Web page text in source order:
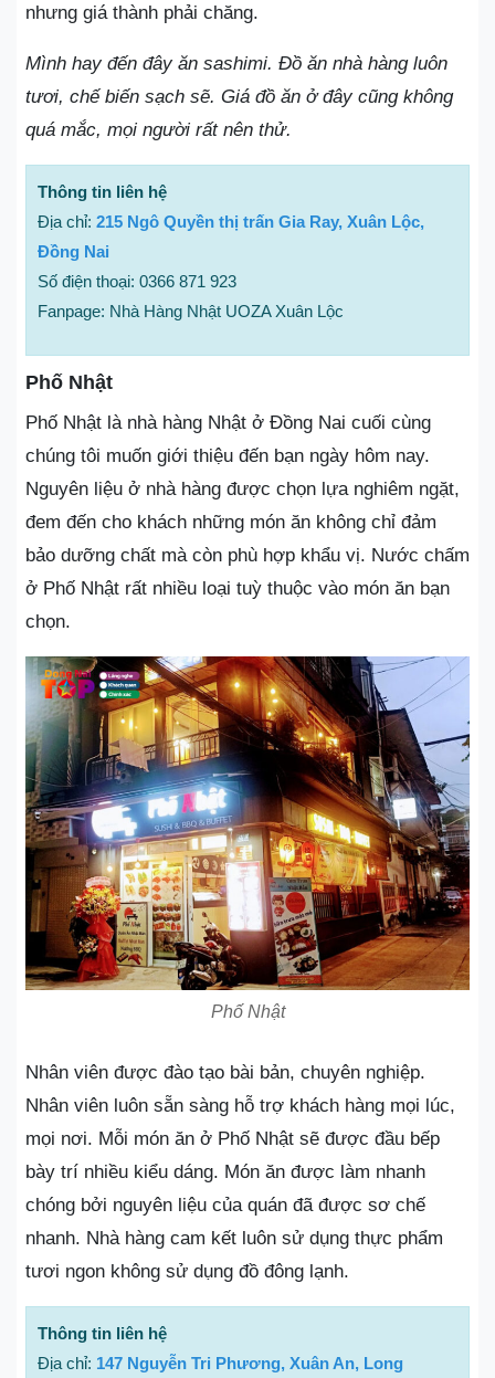
nhưng giá thành phải chăng.
Mình hay đến đây ăn sashimi. Đồ ăn nhà hàng luôn
tươi, chế biến sạch sẽ. Giá đồ ăn ở đây cũng không
quá mắc, mọi người rất nên thử.
Thông tin liên hệ
Địa chỉ: 215 Ngô Quyền thị trấn Gia Ray, Xuân Lộc,
Đồng Nai
Số điện thoại: 0366 871 923
Fanpage: Nhà Hàng Nhật UOZA Xuân Lộc
Phố Nhật
Phố Nhật là nhà hàng Nhật ở Đồng Nai cuối cùng
chúng tôi muốn giới thiệu đến bạn ngày hôm nay.
Nguyên liệu ở nhà hàng được chọn lựa nghiêm ngặt,
đem đến cho khách những món ăn không chỉ đảm
bảo dưỡng chất mà còn phù hợp khẩu vị. Nước chấm
ở Phố Nhật rất nhiều loại tuỳ thuộc vào món ăn bạn
chọn.
Phố Nhật
Nhân viên được đào tạo bài bản, chuyên nghiệp.
Nhân viên luôn sẵn sàng hỗ trợ khách hàng mọi lúc,
mọi nơi. Mỗi món ăn ở Phố Nhật sẽ được đầu bếp
bày trí nhiều kiểu dáng. Món ăn được làm nhanh
chóng bởi nguyên liệu của quán đã được sơ chế
nhanh. Nhà hàng cam kết luôn sử dụng thực phẩm
tươi ngon không sử dụng đồ đông lạnh.
Thông tin liên hệ
Địa chỉ: 147 Nguyễn Tri Phương, Xuân An, Long